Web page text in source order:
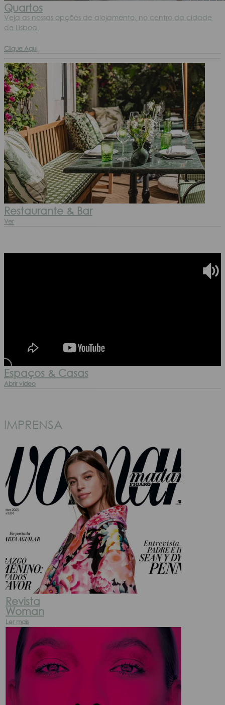
Quartos
Veja as nossas opções de alojamento, no centro da cidade
de Lisboa.
Clique Aqui
Restaurante & Bar
Ver
Espaços & Casas
Abrir video
IMPRENSA
Revista
Woman
Ler mais